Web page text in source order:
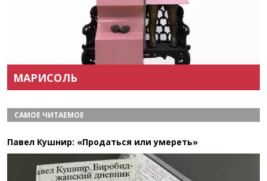
МАРИСОЛЬ
САМОЕ ЧИТАЕМОЕ
Павел Кушнир: «Продаться или умереть»